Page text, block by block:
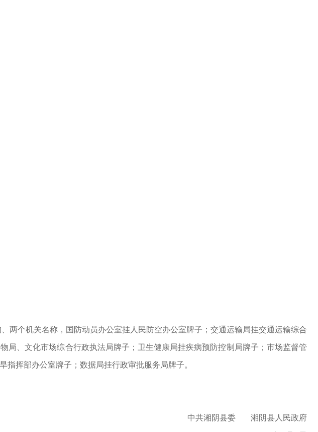
个机关名称，国防动员办公室挂人民防空办公室牌子；交通运输局挂交通运输综合
、文化市场综合行政执法局牌子；卫生健康局挂疾病预防控制局牌子；市场监督管
挥部办公室牌子；数据局挂行政审批服务局牌子。
中共湘阴县委 湘阴县人民政府